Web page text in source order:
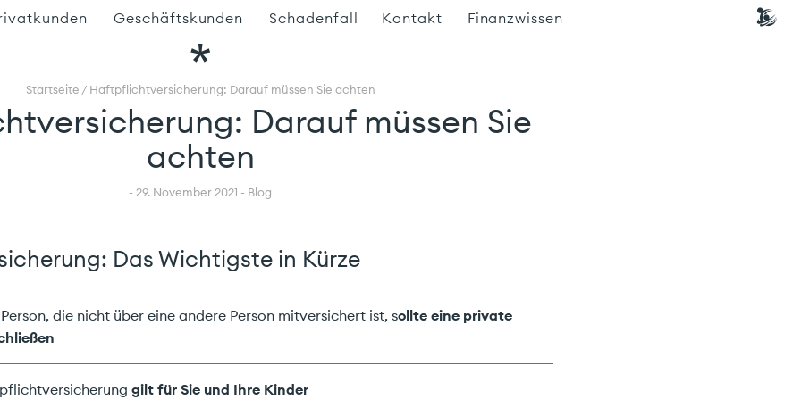
Vorsorge
Geschäftskunden
Versicherungen
Pensionskasse
Schadenfall Kontakt Finanzwissen
Startseite / Haftpflichtversicherung: Darauf müssen Sie achten
Darauf müssen Sie
achten
- 29. November 2021 - Blog
Das Wichtigste in Kürze
die nicht über eine andere Person mitversichert ist, sollte eine private
gilt für Sie und Ihre Kinder